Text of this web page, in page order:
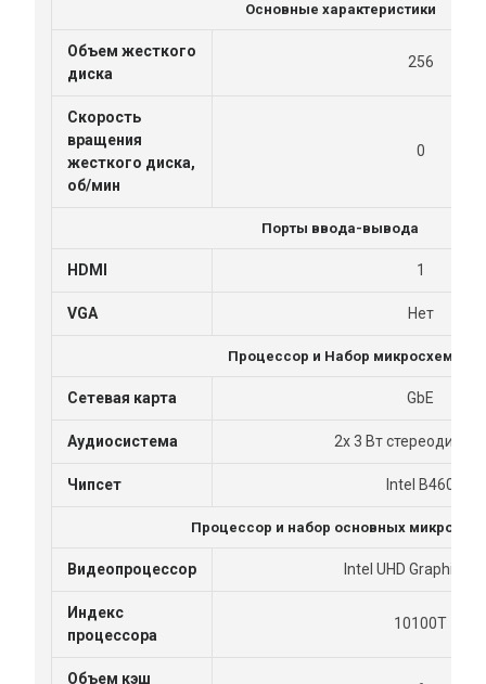
Основные характеристики
Объем жесткого
диска
256
Скорость
вращения
жесткого диска,
об/мин
0
Порты ввода-вывода
HDMI 1
VGA Нет
Процессор и Набор микросхем
Cетевая карта GbE
Аудиосистема 2x 3 Вт
Чипсет Intel B460
Процессор и набор основных
Видеопроцессор Intel UHD Graphics
Индекс
процессора
10100T
Объем кэш